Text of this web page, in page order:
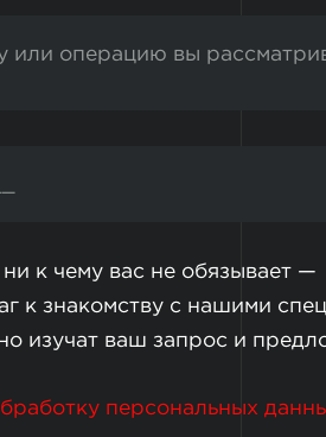
к чему вас не обязывает —
к знакомству с нашими
изучат ваш запрос и
персональных